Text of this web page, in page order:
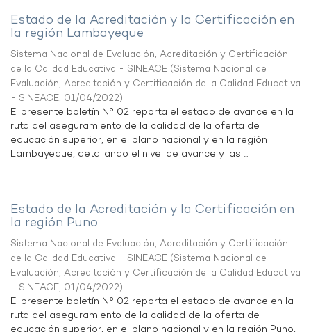
Estado de la Acreditación y la Certificación en
la región Lambayeque
Sistema Nacional de Evaluación, Acreditación y Certificación
de la Calidad Educativa - SINEACE (Sistema Nacional de
Evaluación, Acreditación y Certificación de la Calidad Educativa
- SINEACE, 01/04/2022)
El presente boletín N° 02 reporta el estado de avance en la
ruta del aseguramiento de la calidad de la oferta de
educación superior, en el plano nacional y en la región
Lambayeque, detallando el nivel de avance y las ...
Estado de la Acreditación y la Certificación en
la región Puno
Sistema Nacional de Evaluación, Acreditación y Certificación
de la Calidad Educativa - SINEACE (Sistema Nacional de
Evaluación, Acreditación y Certificación de la Calidad Educativa
- SINEACE, 01/04/2022)
El presente boletín N° 02 reporta el estado de avance en la
ruta del aseguramiento de la calidad de la oferta de